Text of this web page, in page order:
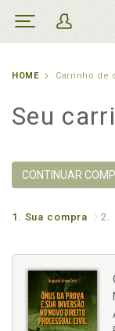
HOME Carrinho de
Seu
CONTINUAR
1. Sua compra 2.